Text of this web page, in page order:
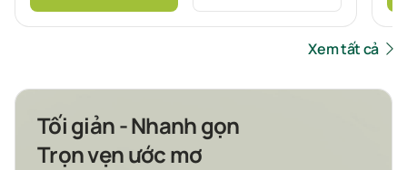
Xem tất cả
Tối giản - Nhanh gọn
Trọn vẹn ước mơ